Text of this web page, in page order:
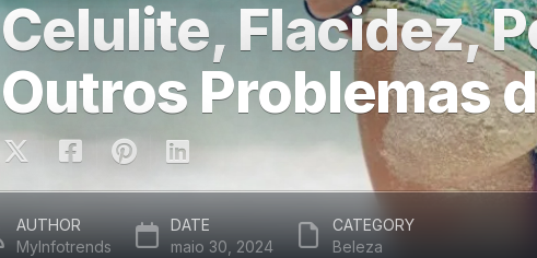
Celulite, Flacidez,
Outros Problemas
AUTHOR
MyInfotrends
DATE
maio 30, 2024
CATEGORY
Beleza